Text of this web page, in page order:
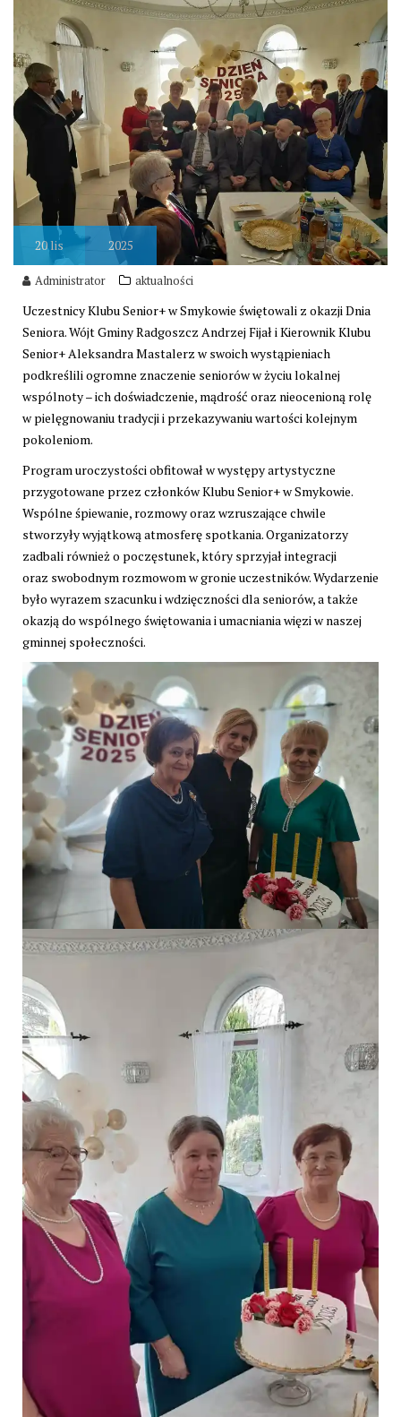
20lis 2025
Administrator aktualności
Uczestnicy Klubu Senior+ w Smykowie świętowali z okazji Dnia
Seniora. Wójt Gminy Radgoszcz Andrzej Fijał i Kierownik Klubu
Senior+ Aleksandra Mastalerz w swoich wystąpieniach
podkreślili ogromne znaczenie seniorów w życiu lokalnej
wspólnoty – ich doświadczenie, mądrość oraz nieocenioną rolę
w pielęgnowaniu tradycji i przekazywaniu wartości kolejnym
pokoleniom.
Program uroczystości obfitował w występy artystyczne
przygotowane przez członków Klubu Senior+ w Smykowie.
Wspólne śpiewanie, rozmowy oraz wzruszające chwile
stworzyły wyjątkową atmosferę spotkania. Organizatorzy
zadbali również o poczęstunek, który sprzyjał integracji
oraz swobodnym rozmowom w gronie uczestników. Wydarzenie
było wyrazem szacunku i wdzięczności dla seniorów, a także
okazją do wspólnego świętowania i umacniania więzi w naszej
gminnej społeczności.